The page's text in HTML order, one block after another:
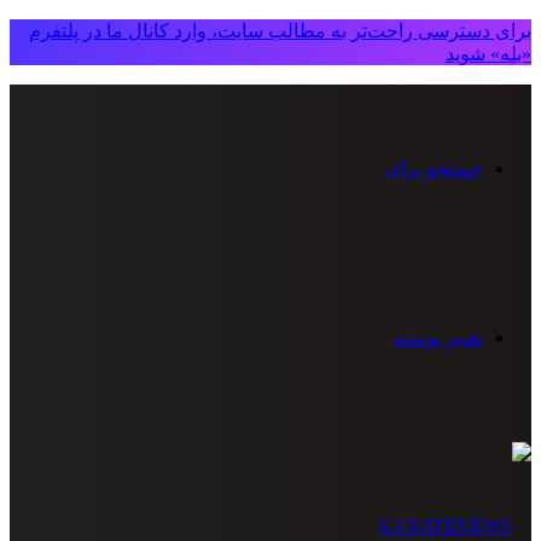
برای دسترسی راحت‌تر به مطالب سایت، وارد کانال ما در پلتفرم
«بله» شوید
جستجو برای
تغییر پوسته